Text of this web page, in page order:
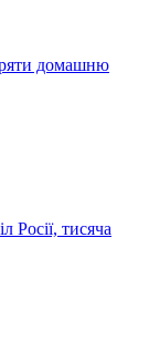
домашню
Росії, тисяча